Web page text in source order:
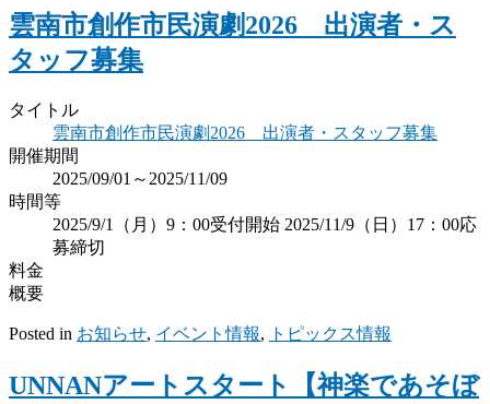
雲南市創作市民演劇2026 出演者・ス
タッフ募集
タイトル
雲南市創作市民演劇2026 出演者・スタッフ募集
開催期間
2025/09/01～2025/11/09
時間等
2025/9/1（月）9：00受付開始 2025/11/9（日）17：00応
募締切
料金
概要
Posted in お知らせ, イベント情報, トピックス情報
UNNANアートスタート【神楽であそぼ